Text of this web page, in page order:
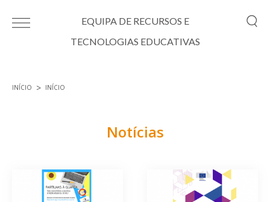
EQUIPA DE RECURSOS E
TECNOLOGIAS EDUCATIVAS
INÍCIO INÍCIO
Notícias
Páginas